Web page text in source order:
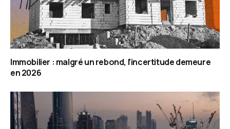
Immobilier : malgré un rebond, l’incertitude demeure
en 2026